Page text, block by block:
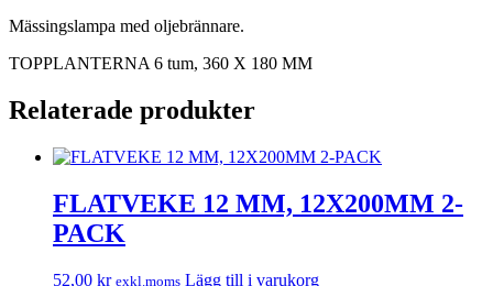
Mässingslampa med oljebrännare.
TOPPLANTERNA 6 tum, 360 X 180 MM
Relaterade produkter
FLATVEKE 12 MM, 12X200MM 2-
PACK
52,00 kr exkl.moms Lägg till i varukorg